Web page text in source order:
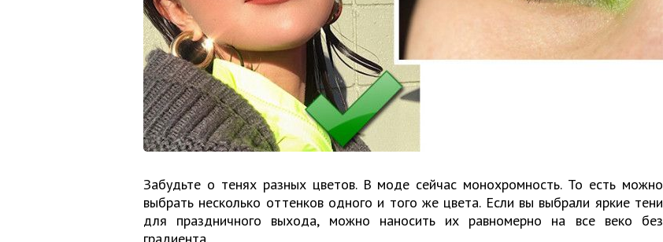
Забудьте о тенях разных цветов. В моде сейчас монохромность. То есть можно
выбрать несколько оттенков одного и того же цвета. Если вы выбрали яркие тени
для праздничного выхода, можно наносить их равномерно на все веко без